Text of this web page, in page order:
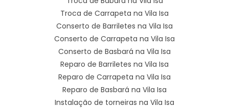
Troca de Carrapeta na Vila Isa
Conserto de Barriletes na Vila Isa
Conserto de Carrapeta na Vila Isa
Conserto de Basbará na Vila Isa
Reparo de Barriletes na Vila Isa
Reparo de Carrapeta na Vila Isa
Reparo de Basbará na Vila Isa
Instalação de torneiras na Vila Isa